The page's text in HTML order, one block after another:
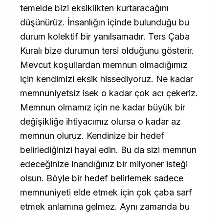
temelde bizi eksiklikten kurtaracağını
düşünürüz. İnsanlığın içinde bulunduğu bu
durum kolektif bir yanılsamadır. Ters Çaba
Kuralı bize durumun tersi olduğunu gösterir.
Mevcut koşullardan memnun olmadığımız
için kendimizi eksik hissediyoruz. Ne kadar
memnuniyetsiz isek o kadar çok acı çekeriz.
Memnun olmamız için ne kadar büyük bir
değişikliğe ihtiyacımız olursa o kadar az
memnun oluruz. Kendinize bir hedef
belirlediğinizi hayal edin. Bu da sizi memnun
edeceğinize inandığınız bir milyoner isteği
olsun. Böyle bir hedef belirlemek sadece
memnuniyeti elde etmek için çok çaba sarf
etmek anlamına gelmez. Aynı zamanda bu